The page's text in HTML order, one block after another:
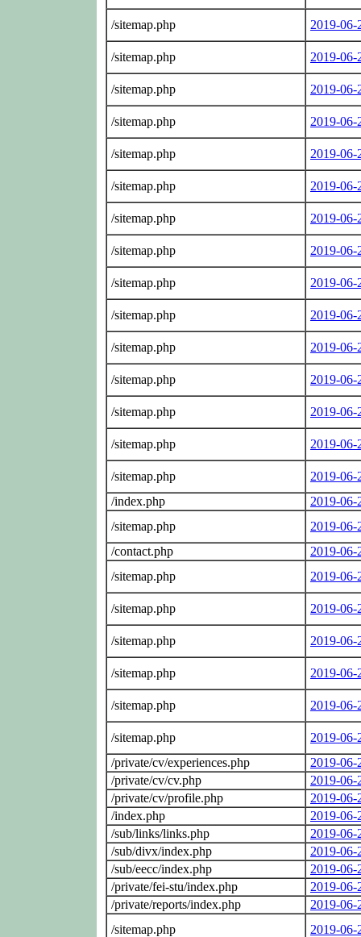
/sitemap.php 2019-06-
/sitemap.php 2019-06-
/sitemap.php 2019-06-
/sitemap.php 2019-06-
/sitemap.php 2019-06-
/sitemap.php 2019-06-
/sitemap.php 2019-06-
/sitemap.php 2019-06-
/sitemap.php 2019-06-
/sitemap.php 2019-06-
/sitemap.php 2019-06-
/sitemap.php 2019-06-
/sitemap.php 2019-06-
/sitemap.php 2019-06-
/sitemap.php
2019-06-
/index.php
2019-06-
/sitemap.php
2019-06-
/contact.php
2019-06-
/sitemap.php
2019-06-
/sitemap.php 2019-06-
/sitemap.php 2019-06-
/sitemap.php 2019-06-
/sitemap.php 2019-06-
/sitemap.php
2019-06-
/private/cv/experiences.php
2019-06-
/private/cv/cv.php
2019-06-
/private/cv/profile.php
2019-06-
/index.php
2019-06-
/sub/links/links.php
2019-06-
/sub/divx/index.php
2019-06-
/sub/eecc/index.php
2019-06-
/private/fei-stu/index.php
2019-06-
/private/reports/index.php
2019-06-
/sitemap.php
2019-06-